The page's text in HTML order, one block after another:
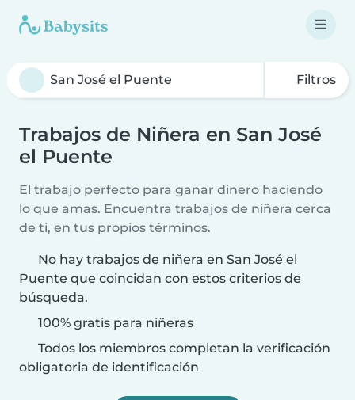
Filtros
Trabajos de Niñera en San José
el Puente
El trabajo perfecto para ganar dinero haciendo
lo que amas. Encuentra trabajos de niñera cerca
de ti, en tus propios términos.
No hay trabajos de niñera en San José el
Puente que coincidan con estos criterios de
búsqueda.
100% gratis para niñeras
Todos los miembros completan la verificación
obligatoria de identificación